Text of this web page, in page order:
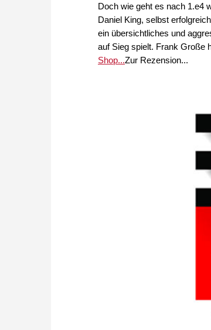
Doch wie geht es nach 1.e4
Daniel King, selbst
ein übersichtliches und
auf Sieg spielt. Frank Große
Shop...Zur Rezension...